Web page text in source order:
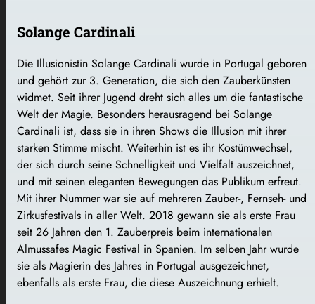
Solange Cardinali
Die Illusionistin Solange Cardinali wurde in Portugal geboren
und gehört zur 3. Generation, die sich den Zauberkünsten
widmet. Seit ihrer Jugend dreht sich alles um die fantastische
Welt der Magie. Besonders herausragend bei Solange
Cardinali ist, dass sie in ihren Shows die Illusion mit ihrer
starken Stimme mischt. Weiterhin ist es ihr Kostümwechsel,
der sich durch seine Schnelligkeit und Vielfalt auszeichnet,
und mit seinen eleganten Bewegungen das Publikum erfreut.
Mit ihrer Nummer war sie auf mehreren Zauber-, Fernseh- und
Zirkusfestivals in aller Welt. 2018 gewann sie als erste Frau
seit 26 Jahren den 1. Zauberpreis beim internationalen
Almussafes Magic Festival in Spanien. Im selben Jahr wurde
sie als Magierin des Jahres in Portugal ausgezeichnet,
ebenfalls als erste Frau, die diese Auszeichnung erhielt.